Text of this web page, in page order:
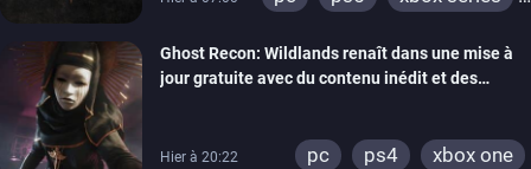
xbox one
nintendo 64
Ghost Recon: Wildlands renaît dans une mise à
jour gratuite avec du contenu inédit et des
Hier à 20:22 pc ps4 xbox one